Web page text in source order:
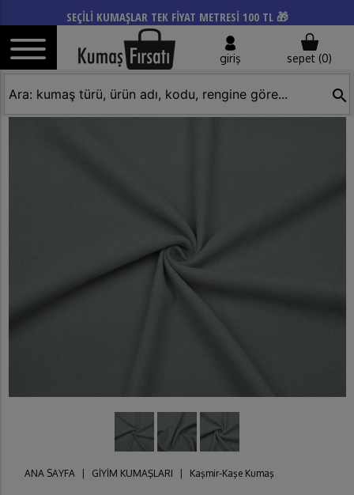
SEÇİLİ KUMAŞLAR TEK FİYAT METRESİ 100 TL 🎁
giriş sepet (0)
search
ANA SAYFA GİYİM KUMAŞLARI Kaşmir-Kaşe Kumaş